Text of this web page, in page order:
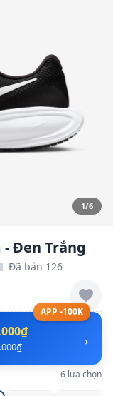
1/6
Đen Trắng
Đã bán 126
APP -100K
→
6 lựa chọn